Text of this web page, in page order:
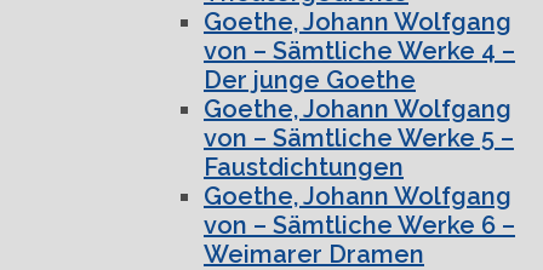
Goethe, Johann Wolfgang
von – Sämtliche Werke 4 –
Der junge Goethe
Goethe, Johann Wolfgang
von – Sämtliche Werke 5 –
Faustdichtungen
Goethe, Johann Wolfgang
von – Sämtliche Werke 6 –
Weimarer Dramen